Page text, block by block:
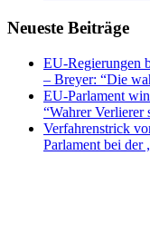
Neueste Beiträge
EU-Regierungen
– Breyer: “Die
EU-Parlament
“Wahrer Verlierer
Verfahrenstrick
Parlament bei der